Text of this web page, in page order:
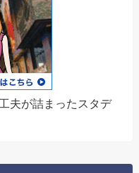
夫が詰まったスタデ